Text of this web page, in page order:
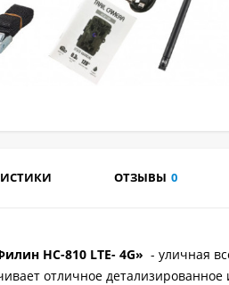
ОТЗЫВЫ 0
HC-810 LTE- 4G» - уличная
отличное